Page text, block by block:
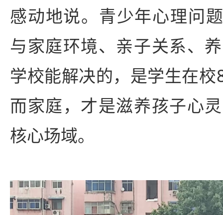
感动地说。青少年心理问
与家庭环境、亲子关系、
学校能解决的，是学生在
而家庭，才是滋养孩子心
核心场域。